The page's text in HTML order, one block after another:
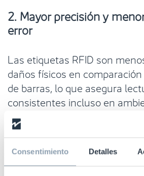
Consentimiento Detalles
2. Mayor precisión y
error
Las etiquetas RFID son
daños físicos en
de barras, lo que asegura
consistentes incluso en
industriales adversos. Esto es
garantizar la calidad en
pieza debe ser rigurosa.